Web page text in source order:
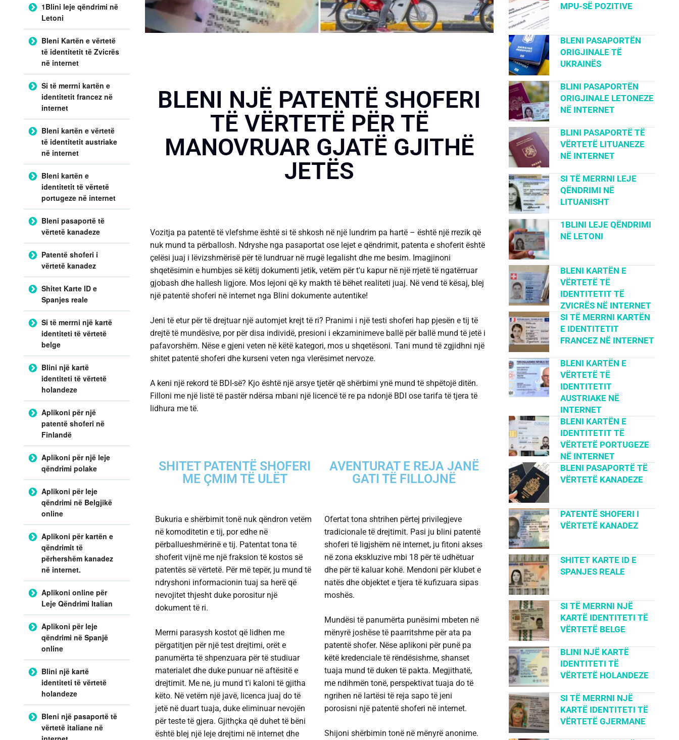
BLENI NJË PATENTË SHOFERI
TË VËRTETË PËR TË
MANOVRUAR GJATË GJITHË
JETËS
Vozitja pa patentë të vlefshme është si të shkosh në një lundrim pa hartë – është një rrezik që
nuk mund ta përballosh. Ndryshe nga pasaportat ose lejet e qëndrimit, patenta e shoferit është
çelësi juaj i lëvizshmërisë për të lundruar në rrugë legalisht dhe me besim. Imagjinoni
shqetësimin e humbjes së këtij dokumenti jetik, vetëm për t'u kapur në një rrjetë të ngatërruar
gjobash dhe hallesh ligjore. Mos lejoni që ky makth të bëhet realiteti juaj. Në vend të kësaj, blej
një patentë shoferi në internet nga Blini dokumente autentike!
Jeni të etur për të drejtuar një automjet krejt të ri? Pranimi i një testi shoferi hap pjesën e tij të
drejtë të mundësive, por për disa individë, presioni i ekzaminimeve ballë për ballë mund të jetë i
pafavorshëm. Nëse e gjeni veten në këtë kategori, mos u shqetësoni. Tani mund të zgjidhni një
shitet patentë shoferi dhe kurseni veten nga vlerësimet nervoze.
A keni një rekord të BDI-së? Kjo është një arsye tjetër që shërbimi ynë mund të shpëtojë ditën.
Filloni me një listë të pastër ndërsa mbani një licencë të re pa ndonjë BDI ose tarifa të tjera të
lidhura me të.
SHITET PATENTË SHOFERI
ME ÇMIM TË ULËT
Bukuria e shërbimit tonë nuk qëndron vetëm
në komoditetin e tij, por edhe në
përballueshmërinë e tij. Patentat tona të
shoferit vijnë me një fraksion të kostos së
patentës së vërtetë. Për më tepër, ju mund të
ndryshoni informacionin tuaj sa herë që
nevojitet thjesht duke porositur një
dokument të ri.
Merrni parasysh kostot që lidhen me
përgatitjen për një test drejtimi, orët e
panumërta të shpenzuara për të studiuar
materialet dhe duke punuar në aftësitë e
drejtimit. Me ne, ju mund t'i kaloni të gjitha
këto. Në vetëm një javë, licenca juaj do të
jetë në duart tuaja, duke eliminuar nevojën
për teste të gjera. Gjithçka që duhet të bëni
është blej një leje drejtimi në internet dhe
AVENTURAT E REJA JANË
GATI TË FILLOJNË
Ofertat tona shtrihen përtej privilegjeve
tradicionale të drejtimit. Pasi ju blini patentë
shoferi të ligjshëm në internet, ju fitoni akses
në zona ekskluzive mbi 18 për të udhëtuar
dhe për të kaluar kohë. Mendoni për klubet e
natës dhe objektet e tjera të kufizuara sipas
moshës.
Mundësi të panumërta punësimi mbeten në
mënyrë joshëse të paarritshme për ata pa
patentë shofer. Nëse aplikoni për punë pa
këtë kredenciale të rëndësishme, shanset
tuaja mund të duken të pakta. Megjithatë,
me ndihmën tonë, perspektivat tuaja do të
ngrihen në lartësi të reja sapo të jeni
porosisni një patentë shoferi në internet.
Shijoni shërbimin tonë në mënyrë anonime.
1Blini leje qëndrimi në
Letoni
Bleni Kartën e vërtetë
të identitetit të Zvicrës
në internet
Si të merrni kartën e
identitetit francez në
internet
Bleni kartën e vërtetë
të identitetit austriake
në internet
Bleni kartën e
identitetit të vërtetë
portugeze në internet
Bleni pasaportë të
vërtetë kanadeze
Patentë shoferi i
vërtetë kanadez
Shitet Karte ID e
Spanjes reale
Si të merrni një kartë
identiteti të vërtetë
belge
Blini një kartë
identiteti të vërtetë
holandeze
Aplikoni për një
patentë shoferi në
Finlandë
Aplikoni për një leje
qëndrimi polake
Aplikoni për leje
qëndrimi në Belgjikë
online
Aplikoni për kartën e
qëndrimit të
përhershëm kanadez
në internet.
Aplikoni online për
Leje Qëndrimi Italian
Aplikoni për leje
qëndrimi në Spanjë
online
Blini një kartë
identiteti të vërtetë
holandeze
Bleni një pasaportë të
vërtetë italiane në
MPU-SË POZITIVE
BLENI PASAPORTËN
ORIGJINALE TË
UKRAINËS
BLINI PASAPORTËN
ORIGJINALE LETONEZE
NË INTERNET
BLINI PASAPORTË TË
VËRTETË LITUANEZE
NË INTERNET
SI TË MERRNI LEJE
QËNDRIMI NË
LITUANISHT
1BLINI LEJE QËNDRIMI
NË LETONI
BLENI KARTËN E
VËRTETË TË
IDENTITETIT TË
ZVICRËS NË INTERNET
SI TË MERRNI KARTËN
E IDENTITETIT
FRANCEZ NË INTERNET
BLENI KARTËN E
VËRTETË TË
IDENTITETIT
AUSTRIAKE NË
INTERNET
BLENI KARTËN E
IDENTITETIT TË
VËRTETË PORTUGEZE
NË INTERNET
BLENI PASAPORTË TË
VËRTETË KANADEZE
PATENTË SHOFERI I
VËRTETË KANADEZ
SHITET KARTE ID E
SPANJES REALE
SI TË MERRNI NJË
KARTË IDENTITETI TË
VËRTETË BELGE
BLINI NJË KARTË
IDENTITETI TË
VËRTETË HOLANDEZE
SI TË MERRNI NJË
KARTË IDENTITETI TË
VËRTETË GJERMANE